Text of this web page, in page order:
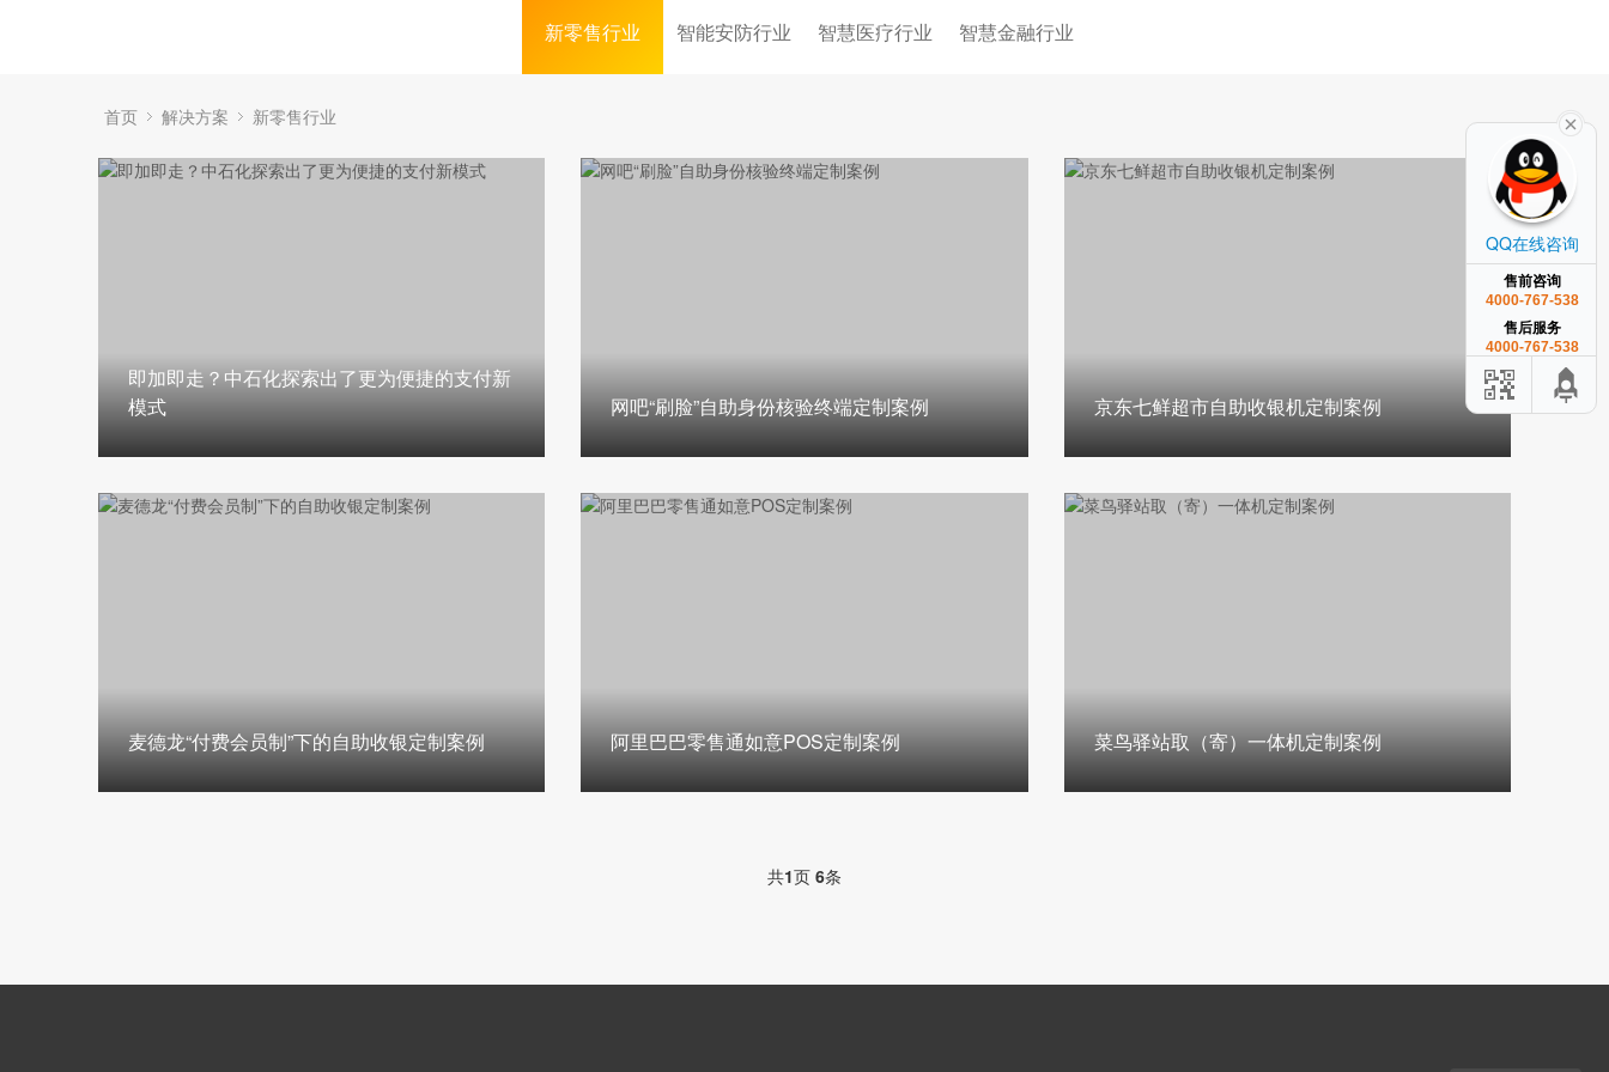
新零售行业 智能安防行业 智慧医疗行业 智慧金融行业
首页 解决方案 新零售行业
即加即走？中石化探索出了更为便捷的支付新
模式
网吧“刷脸”自助身份核验终端定制案例 京东七鲜超市自助收银机定制案例
麦德龙“付费会员制”下的自助收银定制案例 阿里巴巴零售通如意POS定制案例 菜鸟驿站取（寄）一体机定制案例
共1页 6条
QQ在线咨询
售前咨询
4000-767-538
售后服务
4000-767-538